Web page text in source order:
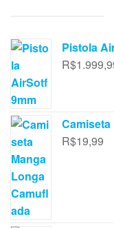
Pistola
R$
R$19,99